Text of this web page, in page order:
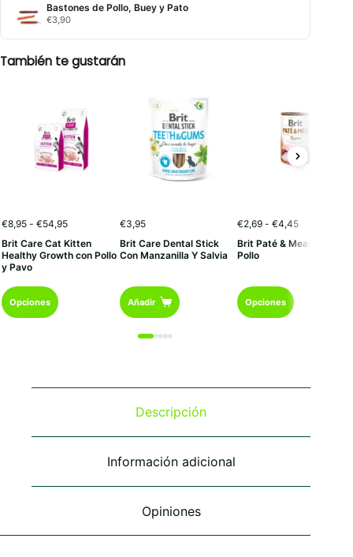
Bastones de Pollo, Buey y Pato
€3,90
También te gustarán
€8,95 - €54,95Rango
precios:
desde
Brit Care Cat Kitten
Healthy Growth con Pollo
y Pavo
Opciones
Este
producto
opciones
elegir
página
€3,95
Brit Care Dental Stick
Con Manzanilla Y Salvia
Añadir
€2,69 - €4,45Rango
precios:
Brit Paté & Meat Conejo
Pollo
Opciones
Este
producto
opciones
elegir
página
Descripción
Información adicional
Opiniones